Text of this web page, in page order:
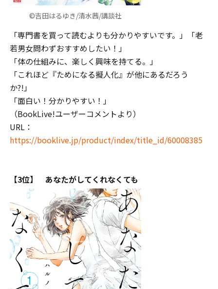
©吉田はるゆき/清水茜/講談社
「専門書を買って読むよりも分かりやすいです。」「老
若男女問わずおすすめしたい！」
「体の仕組みに、楽しく興味を持てる。」
「これほど『ためになる擬人化』が他にあるだろう
か?!」
「面白い！分かりやすい！」
（BookLive!ユーザーコメントより）
URL：
https://booklive.jp/product/index/title_id/60008385
【3位】 あなたがしてくれなくても